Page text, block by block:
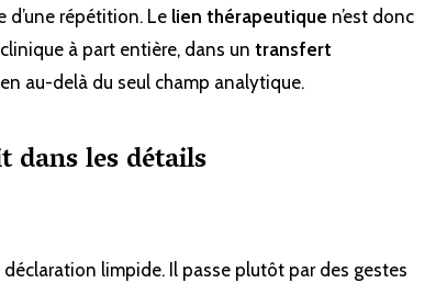
d’une répétition. Le lien thérapeutique n’est donc
à part entière, dans un transfert
au-delà du seul champ analytique.
dans les détails
limpide. Il passe plutôt par des gestes